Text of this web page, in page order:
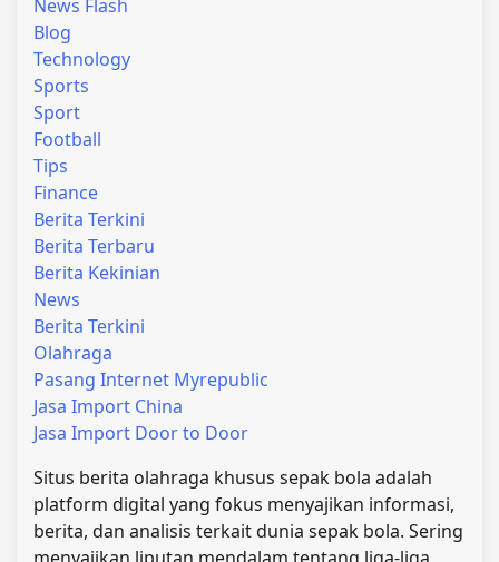
News Flash
Blog
Technology
Sports
Sport
Football
Tips
Finance
Berita Terkini
Berita Terbaru
Berita Kekinian
News
Berita Terkini
Olahraga
Pasang Internet Myrepublic
Jasa Import China
Jasa Import Door to Door
Situs berita olahraga khusus sepak bola adalah
platform digital yang fokus menyajikan informasi,
berita, dan analisis terkait dunia sepak bola. Sering